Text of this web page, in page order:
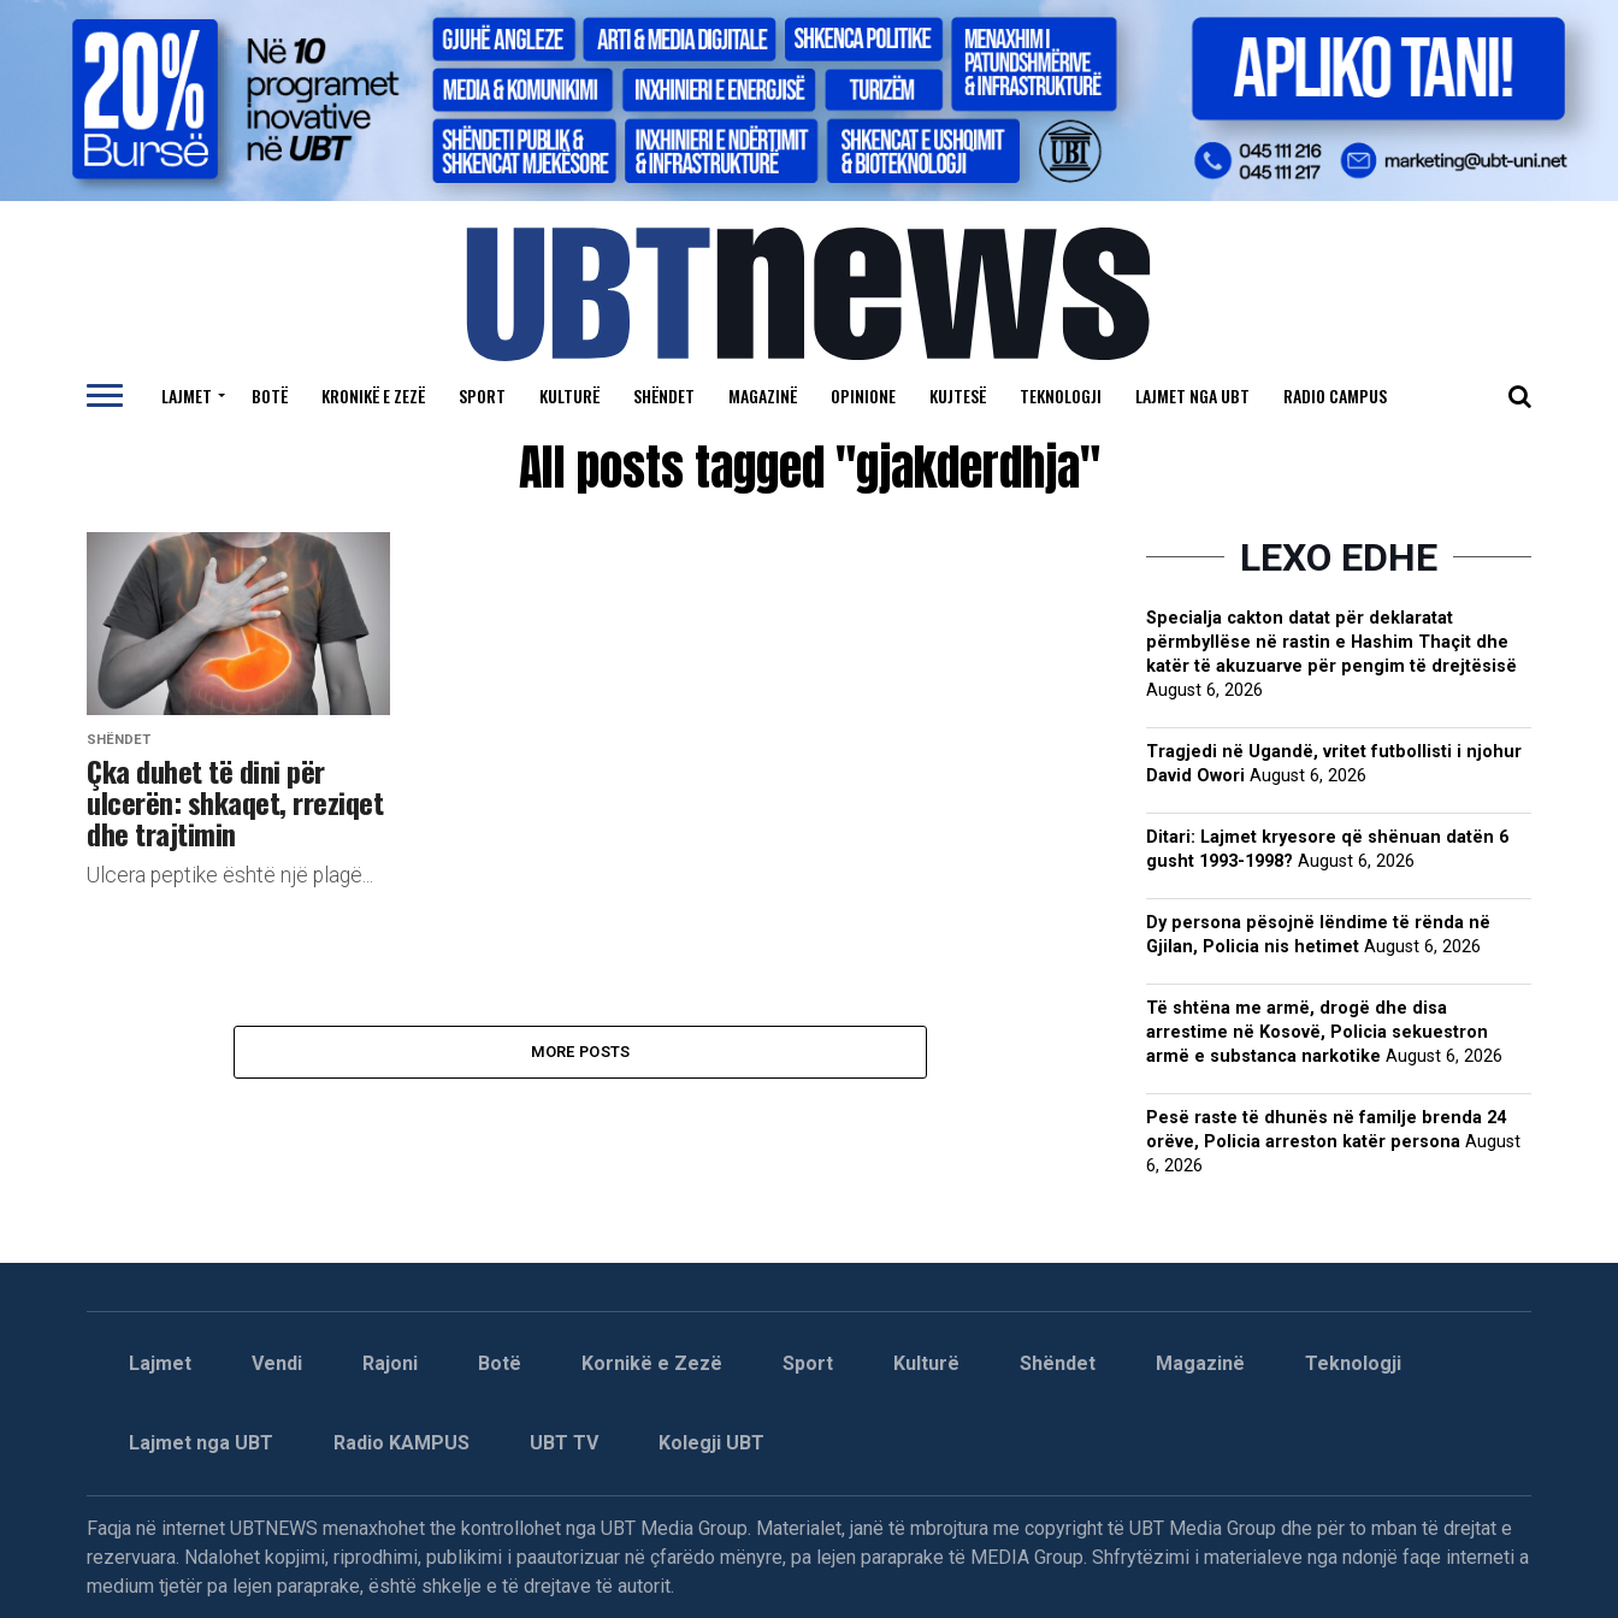
LAJMET BOTË KRONIKË E ZEZË SPORT KULTURË SHËNDET MAGAZINË OPINIONE KUJTESË TEKNOLOGJI LAJMET NGA UBT RADIO CAMPUS
All posts tagged "gjakderdhja"
SHËNDET
Çka duhet të dini për
ulcerën: shkaqet, rreziqet
dhe trajtimin
Ulcera peptike është një plagë...
MORE POSTS
LEXO EDHE
Specialja cakton datat për deklaratat
përmbyllëse në rastin e Hashim Thaçit dhe
katër të akuzuarve për pengim të drejtësisë
August 6, 2026
Tragjedi në Ugandë, vritet futbollisti i njohur
David Owori August 6, 2026
Ditari: Lajmet kryesore që shënuan datën 6
gusht 1993-1998? August 6, 2026
Dy persona pësojnë lëndime të rënda në
Gjilan, Policia nis hetimet August 6, 2026
Të shtëna me armë, drogë dhe disa
arrestime në Kosovë, Policia sekuestron
armë e substanca narkotike August 6, 2026
Pesë raste të dhunës në familje brenda 24
orëve, Policia arreston katër persona August
6, 2026
Lajmet Vendi Rajoni Botë Kornikë e Zezë Sport Kulturë Shëndet Magazinë Teknologji
Lajmet nga UBT Radio KAMPUS UBT TV Kolegji UBT
Faqja në internet UBTNEWS menaxhohet the kontrollohet nga UBT Media Group. Materialet, janë të mbrojtura me copyright të UBT Media Group dhe për to mban të drejtat e
rezervuara. Ndalohet kopjimi, riprodhimi, publikimi i paautorizuar në çfarëdo mënyre, pa lejen paraprake të MEDIA Group. Shfrytëzimi i materialeve nga ndonjë faqe interneti a
medium tjetër pa lejen paraprake, është shkelje e të drejtave të autorit.